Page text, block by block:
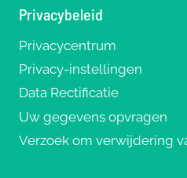
Privacybeleid
Privacycentrum
Privacy-instellingen
Data Rectificatie
Uw gegevens opvragen
Verzoek om verwijdering